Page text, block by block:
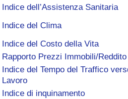
Indice dell’Assistenza Sanitaria
Indice del Clima
Indice del Costo della Vita
Rapporto Prezzi Immobili/Reddito
Indice del Tempo del Traffico
Lavoro
Indice di inquinamento
Indice del Costo della Vita per
Indice del Prezzo delle Case
Indice della qualità della vita per
Indice del Tasso di Criminalità
Indice della Criminalità